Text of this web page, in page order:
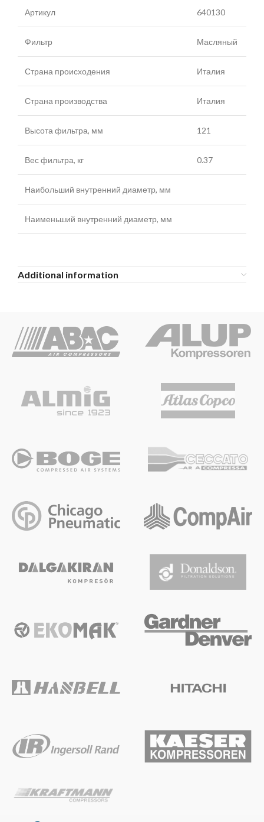
Артикул 640130
Фильтр Масляный
Страна происходения Италия
Страна производства Италия
Высота фильтра, мм 121
Вес фильтра, кг 0.37
Наибольший внутренний диаметр, мм
Наименьший внутренний диаметр, мм
Additional information